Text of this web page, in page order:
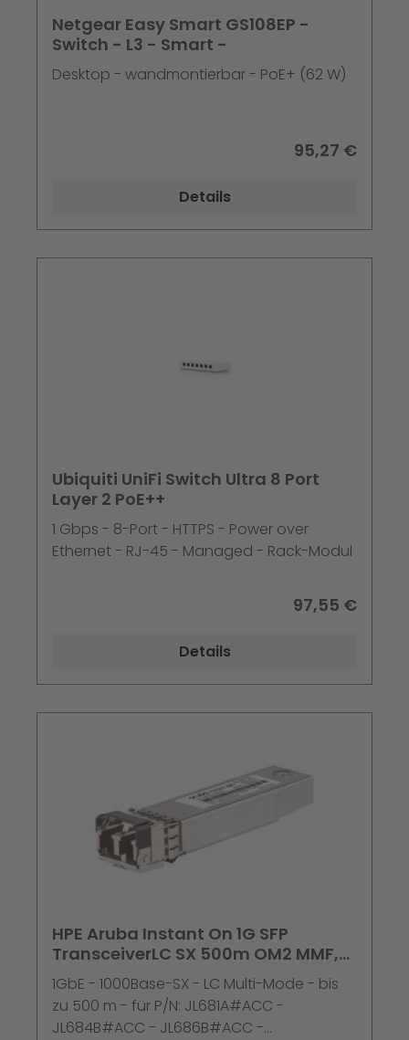
Netgear Easy Smart GS108EP -
Switch - L3 - Smart -
Desktop - wandmontierbar - PoE+ (62 W)
95,27 €
Details
Ubiquiti UniFi Switch Ultra 8 Port
Layer 2 PoE++
1 Gbps - 8-Port - HTTPS - Power over
Ethernet - RJ-45 - Managed - Rack-Modul
97,55 €
Details
HPE Aruba Instant On 1G SFP
TransceiverLC SX 500m OM2 MMF,
Faseroptik, 1000 Mbit/s, SFP,
1GbE - 1000Base-SX - LC Multi-Mode - bis
zu 500 m - für P/N: JL681A#ACC -
JL684B#ACC - JL686B#ACC -